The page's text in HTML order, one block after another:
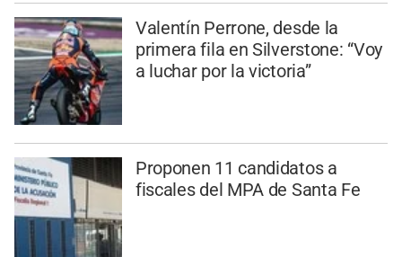
Valentín Perrone, desde la
primera fila en Silverstone: “Voy
a luchar por la victoria”
Proponen 11 candidatos a
fiscales del MPA de Santa Fe